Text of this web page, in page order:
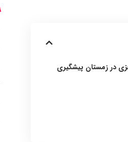
در زمستان پیشگیری